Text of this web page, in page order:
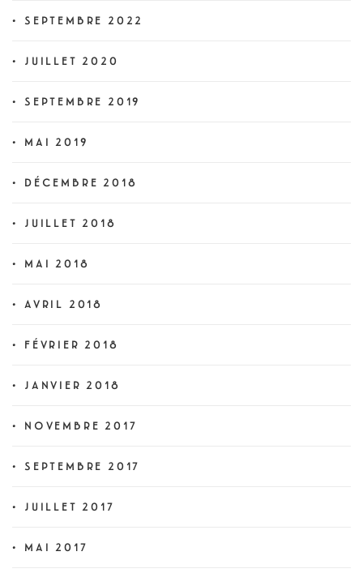
SEPTEMBRE 2022
JUILLET 2020
SEPTEMBRE 2019
MAI 2019
DÉCEMBRE 2018
JUILLET 2018
MAI 2018
AVRIL 2018
FÉVRIER 2018
JANVIER 2018
NOVEMBRE 2017
SEPTEMBRE 2017
JUILLET 2017
MAI 2017